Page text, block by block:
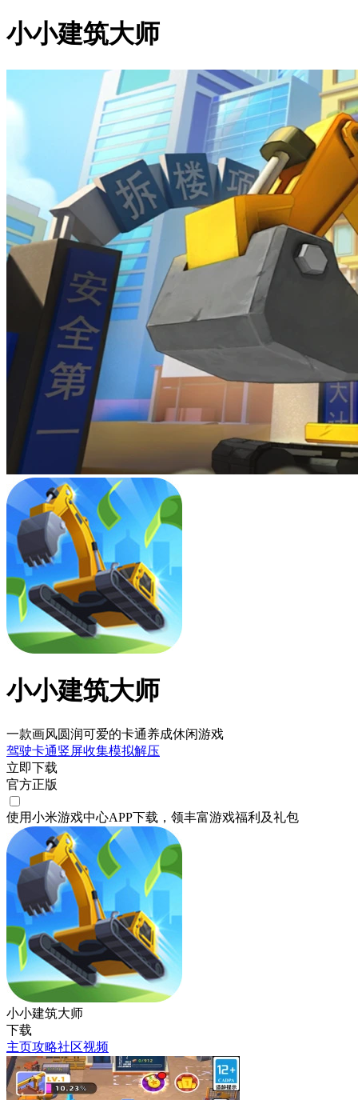
小小建筑大师
小小建筑大师
一款画风圆润可爱的卡通养成休闲游戏
驾驶卡通竖屏收集模拟解压
立即下载
官方正版
使用小米游戏中心APP下载 ，领丰富游戏福利 及礼包
小小建筑大师
下载
主页攻略社区视频